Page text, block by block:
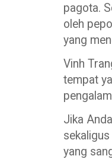
pagota.
oleh
yang
Vinh
tempat
Jika
yang